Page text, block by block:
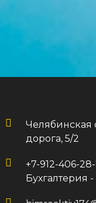
Челябинская
дорога, 5/2
+7-912-406-
Бухгалтерия -